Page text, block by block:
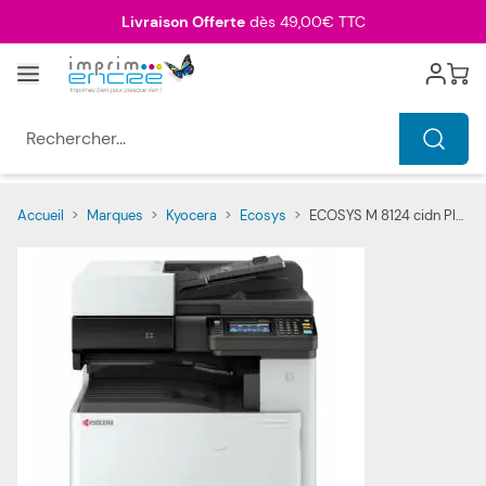
Livraison Offertedès 49,00€ TTC
Menu Cart
Accueil > Marques > Kyocera > Ecosys > ECOSYS M 8124 cidn Plus